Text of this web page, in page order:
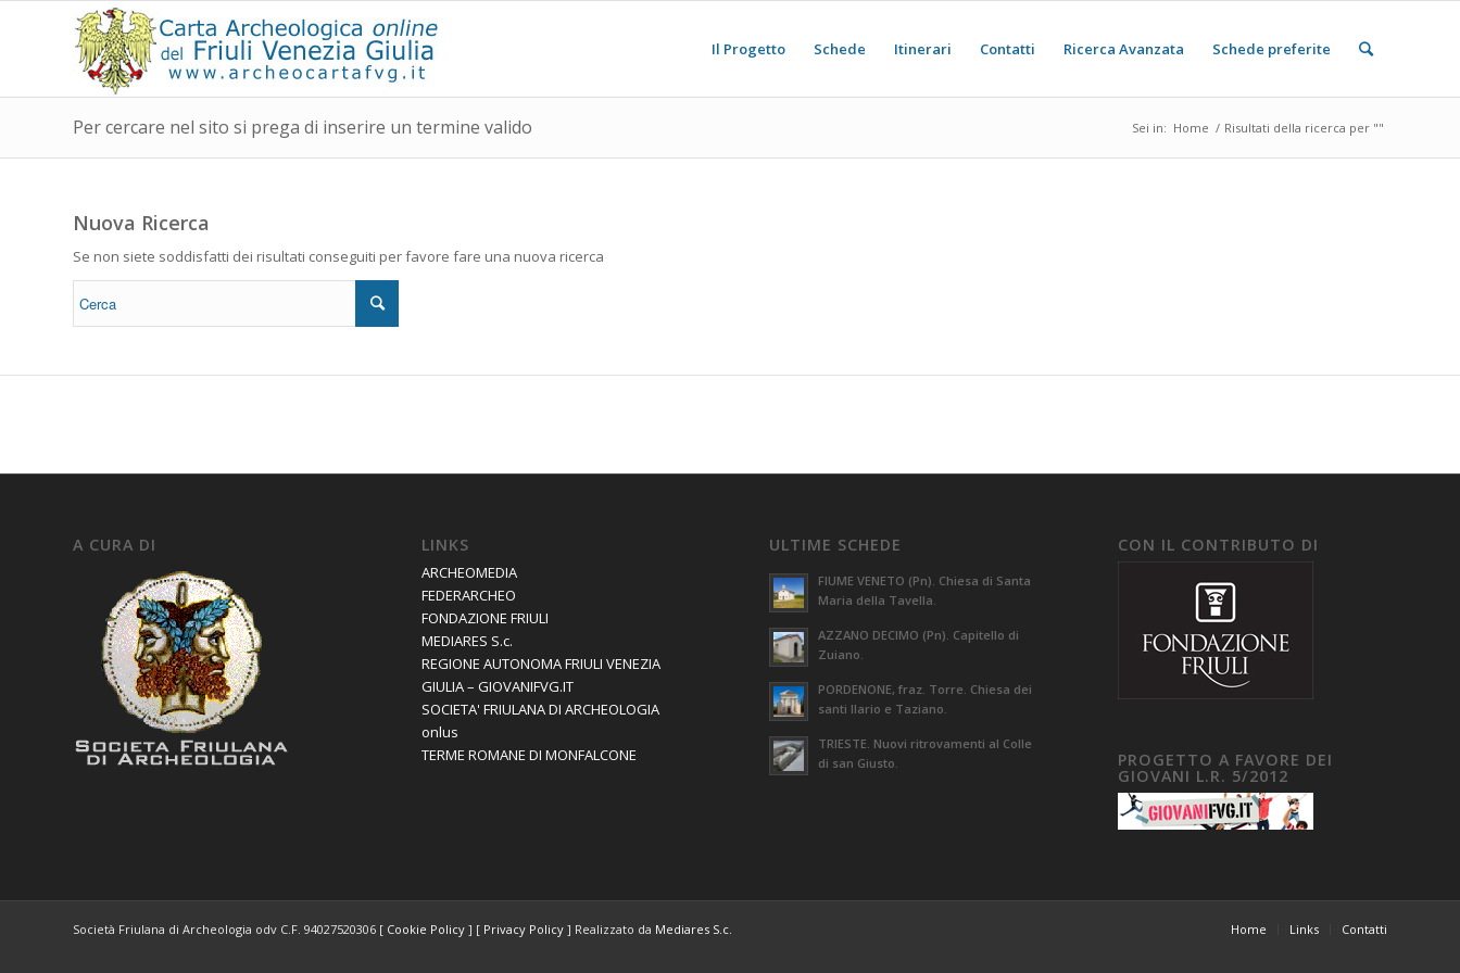
Il Progetto Schede Itinerari Contatti Ricerca Avanzata Schede preferite
Per cercare nel sito si prega di inserire un termine valido Sei in: Home / Risultati della ricerca per ""
Nuova Ricerca
Se non siete soddisfatti dei risultati conseguiti per favore fare una nuova ricerca
A CURA DI LINKS
ARCHEOMEDIA
FEDERARCHEO
FONDAZIONE FRIULI
MEDIARES S.c.
REGIONE AUTONOMA FRIULI VENEZIA
GIULIA – GIOVANIFVG.IT
SOCIETA' FRIULANA DI ARCHEOLOGIA
onlus
TERME ROMANE DI MONFALCONE
ULTIME SCHEDE
FIUME VENETO (Pn). Chiesa di Santa
Maria della Tavella.
AZZANO DECIMO (Pn). Capitello di
Zuiano.
PORDENONE, fraz. Torre. Chiesa dei
santi Ilario e Taziano.
TRIESTE. Nuovi ritrovamenti al Colle
di san Giusto.
CON IL CONTRIBUTO DI
PROGETTO A FAVORE DEI
GIOVANI L.R. 5/2012
Società Friulana di Archeologia odv C.F. 94027520306 [ Cookie Policy ] [ Privacy Policy ] Realizzato da Mediares S.c. Home Links Contatti